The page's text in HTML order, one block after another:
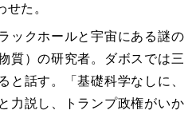
た。
ックホールと宇宙にある謎の
質）の研究者。ダボスでは三
と話す。「基礎科学なしに、
力説し、トランプ政権がいか